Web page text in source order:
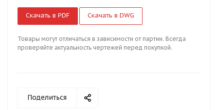
Скачать в PDF Скачать в DWG
Товары могут отличаться в зависимости от партии. Всегда
проверяйте актуальность чертежей перед покупкой.
Поделиться